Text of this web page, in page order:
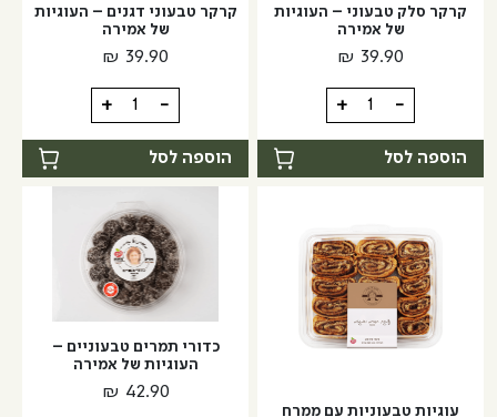
קרקר סלק טבעוני – העוגיות
של אמירה
₪ 39.90
-
כמות
של
קרקר
סלק
-
העוגיות
של
אמירה
+
הוספה לסל
קרקר טבעוני דגנים – העוגיות
של אמירה
₪ 39.90
-
כמות
של
קרקר
טבעוני
דגנים
-
העוגיות
של
אמירה
+
הוספה לסל
עוגיות טבעוניות עם ממרח
כדורי תמרים טבעוניים –
העוגיות של אמירה
₪ 42.90